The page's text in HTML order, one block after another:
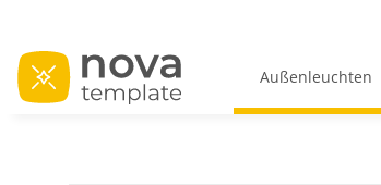
Außenleuchten